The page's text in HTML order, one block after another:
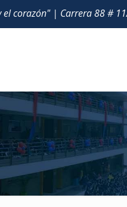
el corazón" | Carrera 88 #